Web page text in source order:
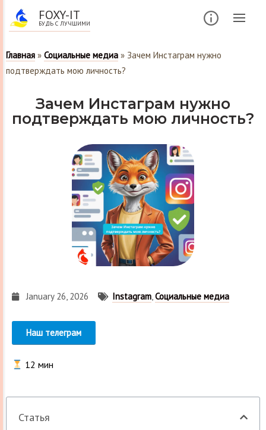
FOXY-IT
БУДЬ С ЛУЧШИМИ
Главная » Социальные медиа » Зачем Инстаграм нужно
подтверждать мою личность?
Зачем Инстаграм нужно
подтверждать мою личность?
January 26, 2026 Instagram,Социальные медиа
Наш телеграм
12 мин
Статья